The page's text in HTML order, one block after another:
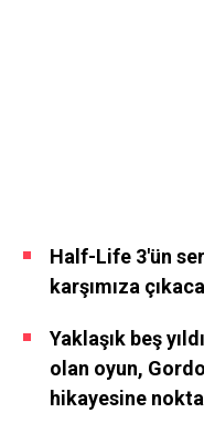
Half-Life 3'ün
karşımıza
Yaklaşık beş
olan oyun,
hikayesine